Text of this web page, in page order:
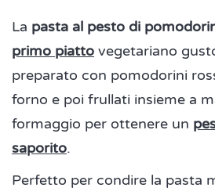
La pasta al pesto di
primo piatto vegetariano
preparato con pomodorini
forno e poi frullati insieme a
formaggio per ottenere un
saporito.
Perfetto per condire la pasta